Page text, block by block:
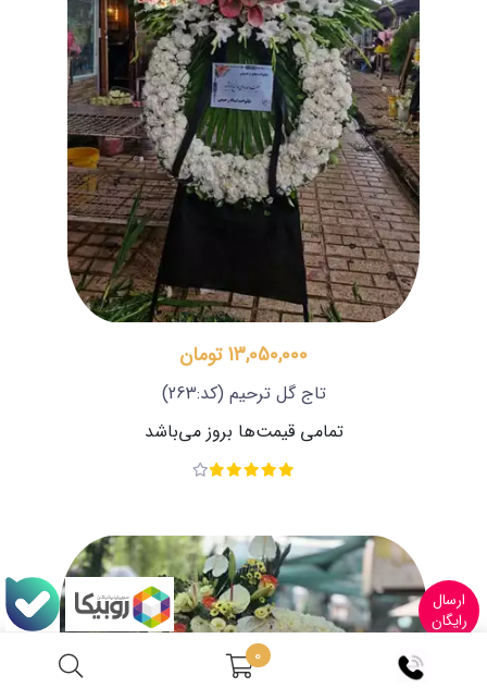
0
13,050,000 تومان
تاج گل ترحیم (کد:263)
تمامی قیمت‌ها بروز می‌باشد
ارسال
رایگان